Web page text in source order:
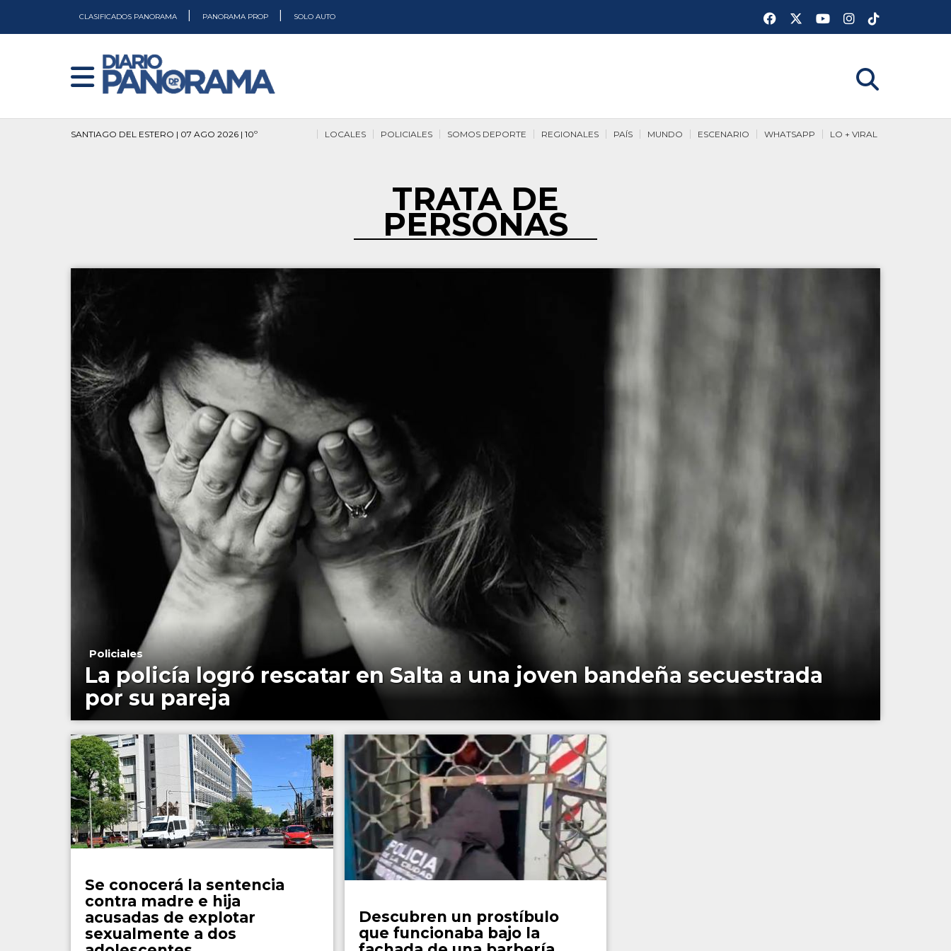
CLASIFICADOS PANORAMA PANORAMA PROP SOLO AUTO
SANTIAGO DEL ESTERO | 07 AGO 2026 | 10º LO + VIRAL
WHATSAPP
ESCENARIO
MUNDO
PAÍS
REGIONALES
SOMOS DEPORTE
POLICIALES
LOCALES
TRATA DE
PERSONAS
Policiales
La policía logró rescatar en Salta a una joven bandeña secuestrada
por su pareja
Se conocerá la sentencia
contra madre e hija
acusadas de explotar
sexualmente a dos
Descubren un prostíbulo
que funcionaba bajo la